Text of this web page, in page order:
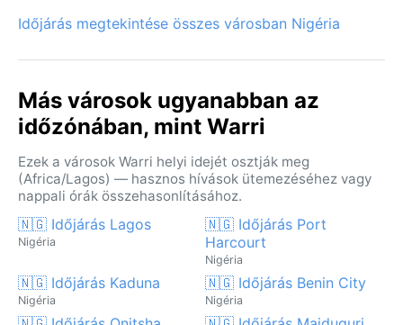
Időjárás megtekintése összes városban Nigéria
Más városok ugyanabban az
időzónában, mint Warri
Ezek a városok Warri helyi idejét osztják meg
(Africa/Lagos) — hasznos hívások ütemezéséhez vagy
nappali órák összehasonlításához.
🇳🇬 Időjárás Lagos
Nigéria
🇳🇬 Időjárás Port
Harcourt
Nigéria
🇳🇬 Időjárás Kaduna
Nigéria
🇳🇬 Időjárás Benin City
Nigéria